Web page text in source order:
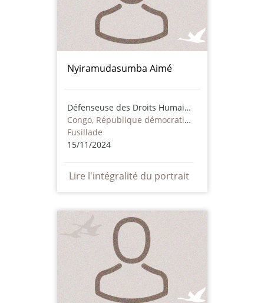
Nyiramudasumba Aimé
Défenseuse des Droits Humains
Congo, République démocratique
Fusillade
15/11/2024
Lire l'intégralité du portrait